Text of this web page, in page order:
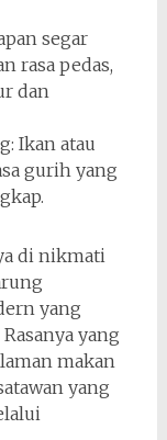
segar
rasa pedas,
dan
Ikan atau
gurih yang
di nikmati
yang
yang
makan
yang